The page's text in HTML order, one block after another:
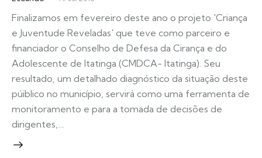
Finalizamos em fevereiro deste ano o projeto 'Criança
e Juventude Reveladas' que teve como parceiro e
financiador o Conselho de Defesa da Cirança e do
Adolescente de Itatinga (CMDCA- Itatinga). Seu
resultado, um detalhado diagnóstico da situação deste
púiblico no município, servirá como uma ferramenta de
monitoramento e para a tomada de decisões de
dirigentes,…